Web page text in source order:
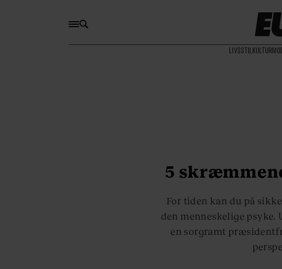
LIVSSTIL KULTUR
5
For tiden kan du på
den menneskelige
en sorgramt